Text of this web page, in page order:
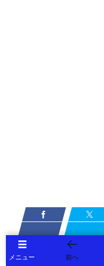
メニュー 前へ